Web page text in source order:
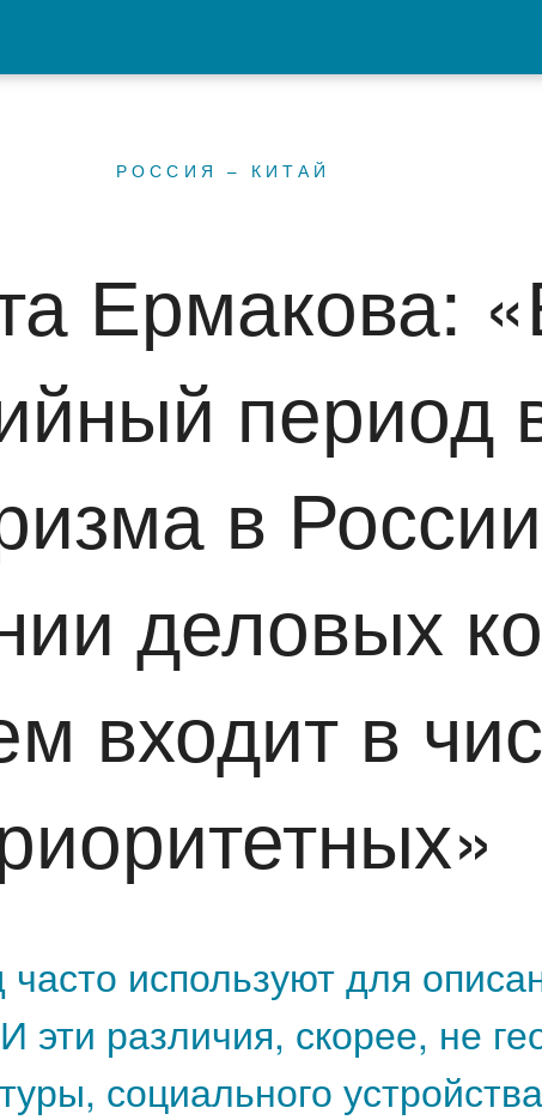
РОССИЯ – КИТАЙ
Ермакова:
период
в
деловых
входит в
используют для
эти различия, скорее, не
социального